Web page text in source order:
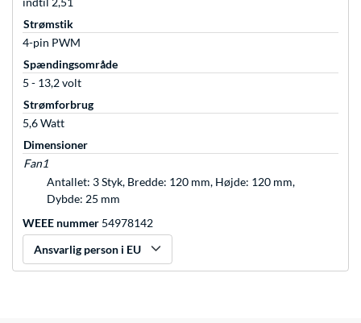
Strømstik
4-pin PWM
Spændingsområde
5 - 13,2 volt
Strømforbrug
5,6 Watt
Dimensioner
Fan1
Antallet: 3 Styk, Bredde: 120 mm, Højde: 120 mm,
Dybde: 25 mm
WEEE nummer 54978142
Ansvarlig person i EU